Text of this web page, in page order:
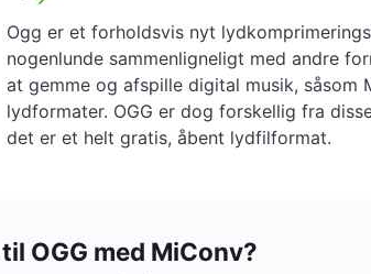
Ogg er et forholdsvis nyt
nogenlunde sammenligneligt med andre
at gemme og afspille digital musik, såsom
lydformater. OGG er dog forskellig fra
det er et helt gratis, åbent lydfilformat.
OGG med MiConv?